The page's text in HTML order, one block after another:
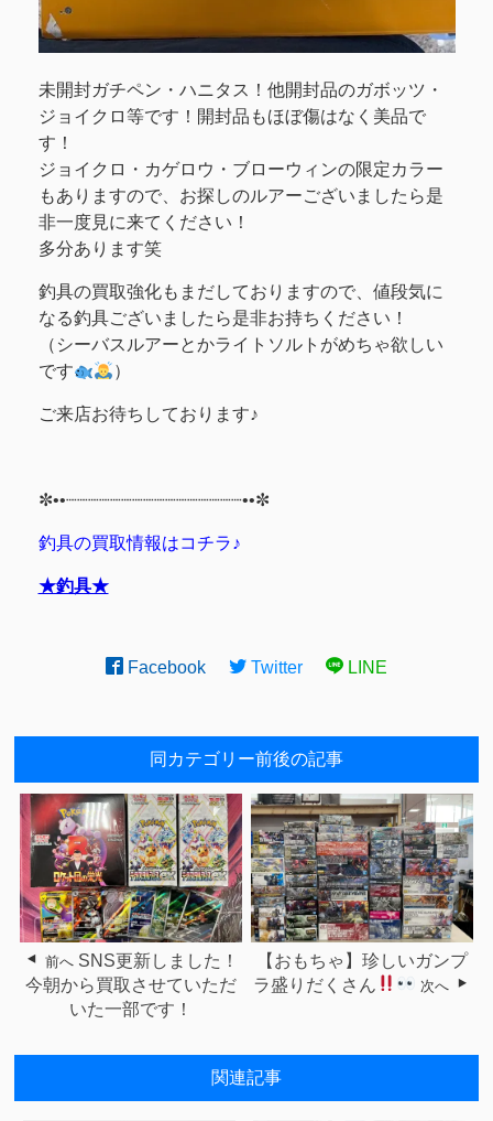
未開封ガチペン・ハニタス！他開封品のガボッツ・
ジョイクロ等です！開封品もほぼ傷はなく美品で
す！
ジョイクロ・カゲロウ・ブローウィンの限定カラー
もありますので、お探しのルアーございましたら是
非一度見に来てください！
多分あります笑
釣具の買取強化もまだしておりますので、値段気に
なる釣具ございましたら是非お持ちください！
（シーバスルアーとかライトソルトがめちゃ欲しい
です
）
ご来店お待ちしております♪
✼••┈┈┈┈┈┈┈┈┈┈┈┈┈┈┈┈••✼
釣具の買取情報はコチラ♪
★釣具★
Facebook Twitter LINE
同カテゴリー前後の記事
前へ SNS更新しました！
今朝から買取させていただ
いた一部です！
【おもちゃ】珍しいガンプ
ラ盛りだくさん
次へ
関連記事